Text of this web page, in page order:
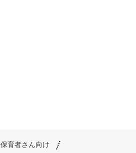
保育者さん向け